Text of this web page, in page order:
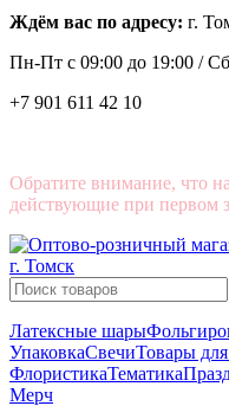
Ждём вас по адресу: г.
Пн-Пт с 09:00 до 19:00 /
+7 901 611 42 10
Обратите внимание, что
действующие при первом
Латексные шары
УпаковкаСвечиТовары
ФлористикаТематика
Мерч